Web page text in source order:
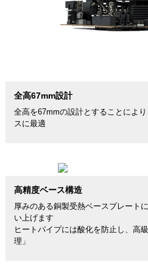
全高67mm設計
全高を67mmの設計とすることによ
スに最適
高精度ベース構造
厚みのある銅製受熱ベースプレート
い上げます
ヒートパイプには酸化を防止し、高
理」